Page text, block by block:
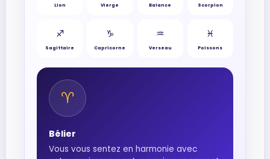
Lion Vierge Balance Scorpion
♐︎
Sagittaire
♑︎
Capricorne
♒︎
Verseau
♓︎
Poissons
♈︎
Bélier
Vous vous sentez en harmonie avec